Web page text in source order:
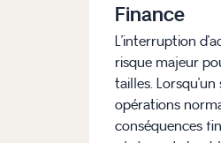
Finance
L’interruption
risque majeur
tailles.
opérations
conséquences